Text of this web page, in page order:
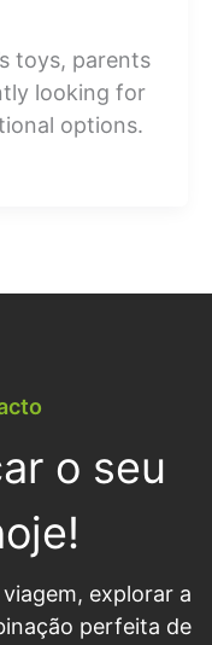
toys, parents
looking for
options.
o seu
explorar a
perfeita de